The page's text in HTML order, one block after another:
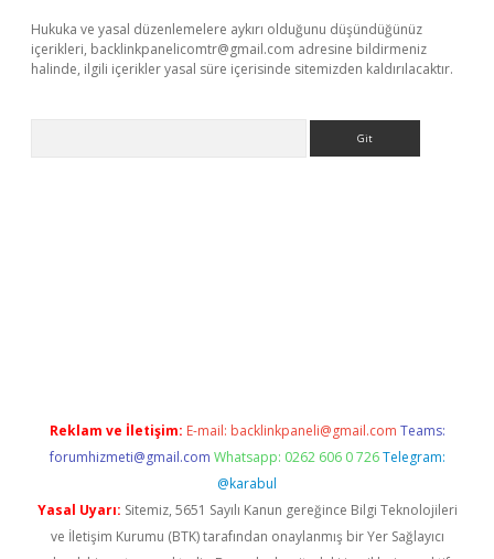
Hukuka ve yasal düzenlemelere aykırı olduğunu düşündüğünüz
içerikleri, backlinkpanelicomtr@gmail.com adresine bildirmeniz
halinde, ilgili içerikler yasal süre içerisinde sitemizden kaldırılacaktır.
Reklam ve İletişim: E-mail: backlinkpaneli@gmail.com Teams:
forumhizmeti@gmail.com Whatsapp: 0262 606 0 726 Telegram:
@karabul
Yasal Uyarı: Sitemiz, 5651 Sayılı Kanun gereğince Bilgi Teknolojileri
ve İletişim Kurumu (BTK) tarafından onaylanmış bir Yer Sağlayıcı